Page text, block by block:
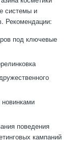
системы и
Рекомендации:
под ключевые
поведения
кампаний